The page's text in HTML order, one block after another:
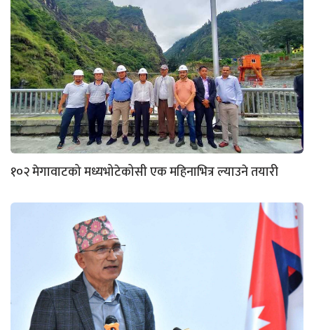
१०२ मेगावाटको मध्यभोटेकोसी एक महिनाभित्र ल्याउने तयारी